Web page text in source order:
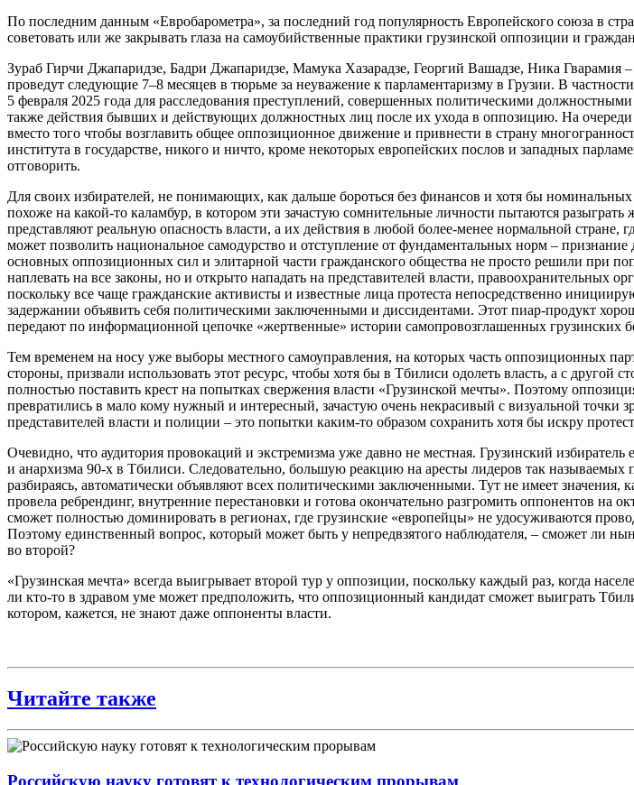
По последним данным «Евробарометра», за последний год популярность Европейского союза в
советовать или же закрывать глаза на самоубийственные практики грузинской оппозиции и
Зураб Гирчи Джапаридзе, Бадри Джапаридзе, Мамука Хазарадзе, Георгий Вашадзе, Ника
проведут следующие 7–8 месяцев в тюрьме за неуважение к парламентаризму в Грузии. В
5 февраля 2025 года для расследования преступлений, совершенных политическими
также действия бывших и действующих должностных лиц после их ухода в оппозицию. На
вместо того чтобы возглавить общее оппозиционное движение и привнести в страну
института в государстве, никого и ничто, кроме некоторых европейских послов и западных
отговорить.
Для своих избирателей, не понимающих, как дальше бороться без финансов и хотя бы
похоже на какой-то каламбур, в котором эти зачастую сомнительные личности пытаются
представляют реальную опасность власти, а их действия в любой более-менее нормальной стране,
может позволить национальное самодурство и отступление от фундаментальных норм –
основных оппозиционных сил и элитарной части гражданского общества не просто решили при
наплевать на все законы, но и открыто нападать на представителей власти,
поскольку все чаще гражданские активисты и известные лица протеста непосредственно
задержании объявить себя политическими заключенными и диссидентами. Этот пиар-продукт
передают по информационной цепочке «жертвенные» истории самопровозглашенных грузинских
Тем временем на носу уже выборы местного самоуправления, на которых часть оппозиционных
стороны, призвали использовать этот ресурс, чтобы хотя бы в Тбилиси одолеть власть, а с
полностью поставить крест на попытках свержения власти «Грузинской мечты». Поэтому
превратились в мало кому нужный и интересный, зачастую очень некрасивый с визуальной
представителей власти и полиции – это попытки каким-то образом сохранить хотя бы искру
Очевидно, что аудитория провокаций и экстремизма уже давно не местная. Грузинский
и анархизма 90-х в Тбилиси. Следовательно, большую реакцию на аресты лидеров так
разбираясь, автоматически объявляют всех политическими заключенными. Тут не имеет
провела ребрендинг, внутренние перестановки и готова окончательно разгромить оппонентов на
сможет полностью доминировать в регионах, где грузинские «европейцы» не удосуживаются
Поэтому единственный вопрос, который может быть у непредвзятого наблюдателя, – сможет ли
во второй?
«Грузинская мечта» всегда выигрывает второй тур у оппозиции, поскольку каждый раз, когда
ли кто-то в здравом уме может предположить, что оппозиционный кандидат сможет выиграть
котором, кажется, не знают даже оппоненты власти.
Читайте также
Российскую науку готовят к технологическим прорывам